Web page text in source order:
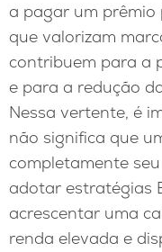
a pagar um
que valorizam
contribuem para a
e para a redução
Nessa vertente, é
não significa que
completamente
adotar estratégias
acrescentar uma
renda elevada e